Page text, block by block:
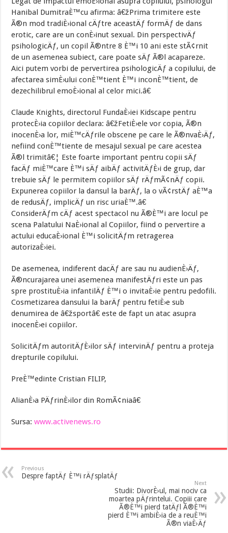
Hanibal DumitraÈ™cu afirma: â€žPrima trimitere este
Ã®n mod tradiÈ›ional cÄƒtre aceastÄƒ formÄƒ de dans
erotic, care are un conÈ›inut sexual. Din perspectivÄƒ
psihologicÄƒ, un copil Ã®ntre 8 È™i 10 ani este stÃ¢rnit
de un asemenea subiect, care poate sÄƒ Ã®l acapareze.
Aici putem vorbi de pervertirea psihologicÄƒ a copilului, de
afectarea simÈ›ului conÈ™tient È™i inconÈ™tient, de
dezechilibrul emoÈ›ional al celor mici.â€
Claude Knights, directorul FundaÈ›iei Kidscape pentru
protecÈ›ia copiilor declara: â€žFetiÈ›ele vor copia, Ã®n
inocenÈ›a lor, miÈ™cÄƒrile obscene pe care le Ã®nvaÈ›Äƒ,
nefiind conÈ™tiente de mesajul sexual pe care acestea
Ã®l trimitâ€¦ Este foarte important pentru copii sÄƒ
facÄƒ miÈ™care È™i sÄƒ aibÄƒ activitÄƒÈ›i de grup, dar
trebuie sÄƒ le permitem copiilor sÄƒ rÄƒmÃ¢nÄƒ copii.
Expunerea copiilor la dansul la barÄƒ, la o vÃ¢rstÄƒ aÈ™a
de redusÄƒ, implicÄƒ un risc uriaÈ™.â€
ConsiderÄƒm cÄƒ acest spectacol nu Ã®È™i are locul pe
scena Palatului NaÈ›ional al Copiilor, fiind o pervertire a
actului educaÈ›ional È™i solicitÄƒm retragerea
autorizaÈ›iei.
De asemenea, indiferent dacÄƒ are sau nu audienÈ›Äƒ,
Ã®ncurajarea unei asemenea manifestÄƒri este un pas
spre prostituÈ›ia infantilÄƒ È™i o invitaÈ›ie pentru pedofili.
Cosmetizarea dansului la barÄƒ pentru fetiÈ›e sub
denumirea de â€žsportâ€ este de fapt un atac asupra
inocenÈ›ei copiilor.
SolicitÄƒm autoritÄƒÈ›ilor sÄƒ intervinÄƒ pentru a proteja
drepturile copilului.
PreÈ™edinte Cristian FILIP,
AlianÈ›a PÄƒrinÈ›ilor din RomÃ¢niaâ€
Sursa:www.activenews.ro
Previous
Despre faptÄƒ È™i rÄƒsplatÄƒ
Next
Studii: DivorÈ›ul, mai nociv ca
moartea pÄƒrintelui. Copiii care
Ã®È™i pierd tatÄƒl Ã®È™i
pierd È™i ambiÈ›ia de a reuÈ™i
Ã®n viaÈ›Äƒ